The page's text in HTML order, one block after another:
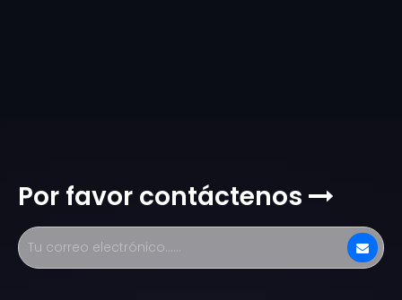
Por favor contáctenos 